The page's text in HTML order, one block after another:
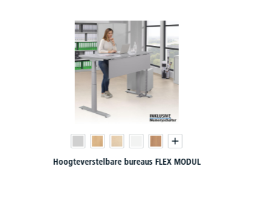
Hoogteverstelbaar hoekbureau FLEX MODUL